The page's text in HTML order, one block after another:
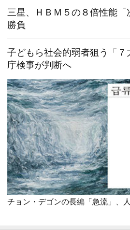
三星、ＨＢＭ５の８倍性能
勝負
子どもら社会的弱者狙う「
庁検事が判断へ
チョン・デゴンの長編「急流」、